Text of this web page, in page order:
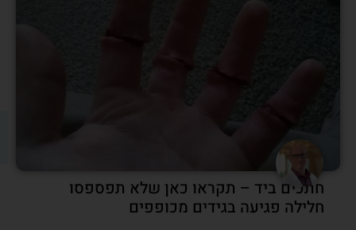
חתכים ביד – תקראו כאן שלא תפספסו
חלילה פגיעה בגידים מכופפים